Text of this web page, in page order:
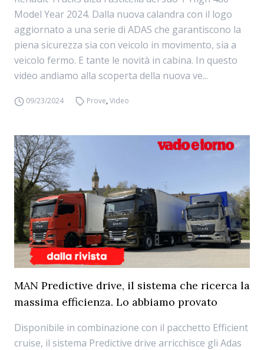
Model Year 2024. Dalla nuova calandra con il logo
aggiornato a una serie di ADAS che garantiscono la
piena sicurezza sia con veicolo in movimento, sia a
veicolo fermo. E tante le novità in cabina. In questo
video andiamo alla scoperta della nuova ve...
09/23/2024 Prove,Video
MAN Predictive drive, il sistema che ricerca la
massima efficienza. Lo abbiamo provato
Disponibile in combinazione con il pacchetto Efficient
cruise, il sistema Predictive drive arricchisce gli Adas